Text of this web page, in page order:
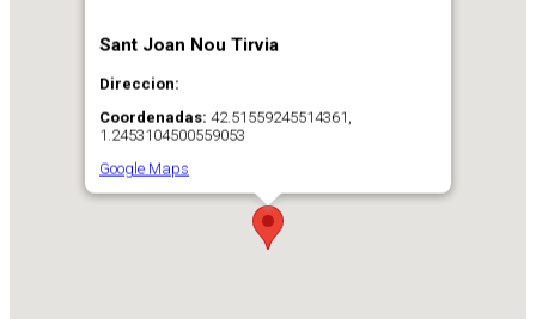
Sant Joan Nou Tirvia
Direccion:
Coordenadas: 42.51559245514361,
1.2453104500559053
Google Maps